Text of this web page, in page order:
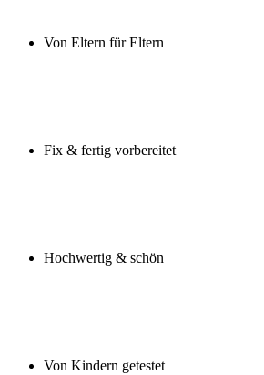
Von Eltern für Eltern
Fix & fertig vorbereitet
Hochwertig & schön
Von Kindern getestet